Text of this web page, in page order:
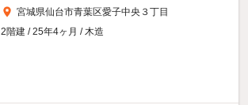
宮城県仙台市青葉区愛子中央３丁目
2階建 / 25年4ヶ月 / 木造